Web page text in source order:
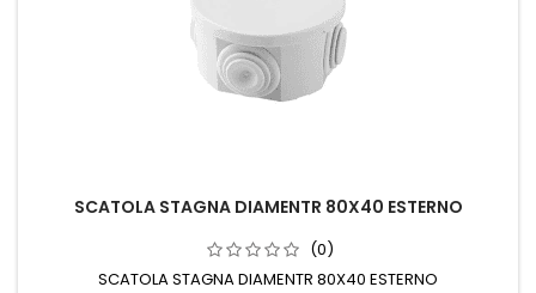
SCATOLA STAGNA DIAMENTR 80X40 ESTERNO
(0)
SCATOLA STAGNA DIAMENTR 80X40 ESTERNO